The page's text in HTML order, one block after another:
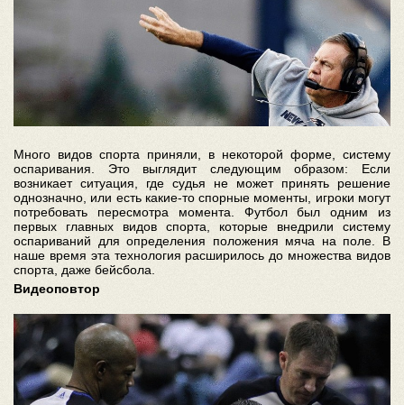
Много видов спорта приняли, в некоторой форме, систему
оспаривания. Это выглядит следующим образом: Если
возникает ситуация, где судья не может принять решение
однозначно, или есть какие-то спорные моменты, игроки могут
потребовать пересмотра момента. Футбол был одним из
первых главных видов спорта, которые внедрили систему
оспариваний для определения положения мяча на поле. В
наше время эта технология расширилось до множества видов
спорта, даже бейсбола.
Видеоповтор